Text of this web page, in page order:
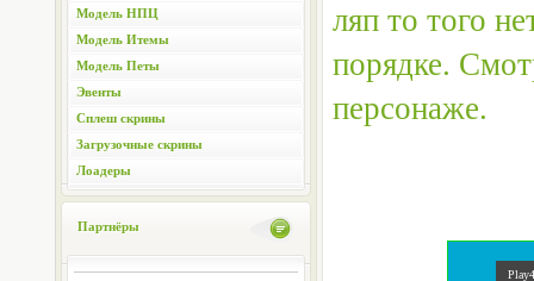
Модель НПЦ
Модель Итемы
Модель Петы
Эвенты
Сплеш скрины
Загрузочные скрины
Лоадеры
Партнёры
ляп то того
порядке.
персонаже.